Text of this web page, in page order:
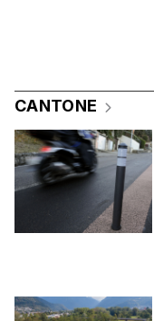
CANTONE